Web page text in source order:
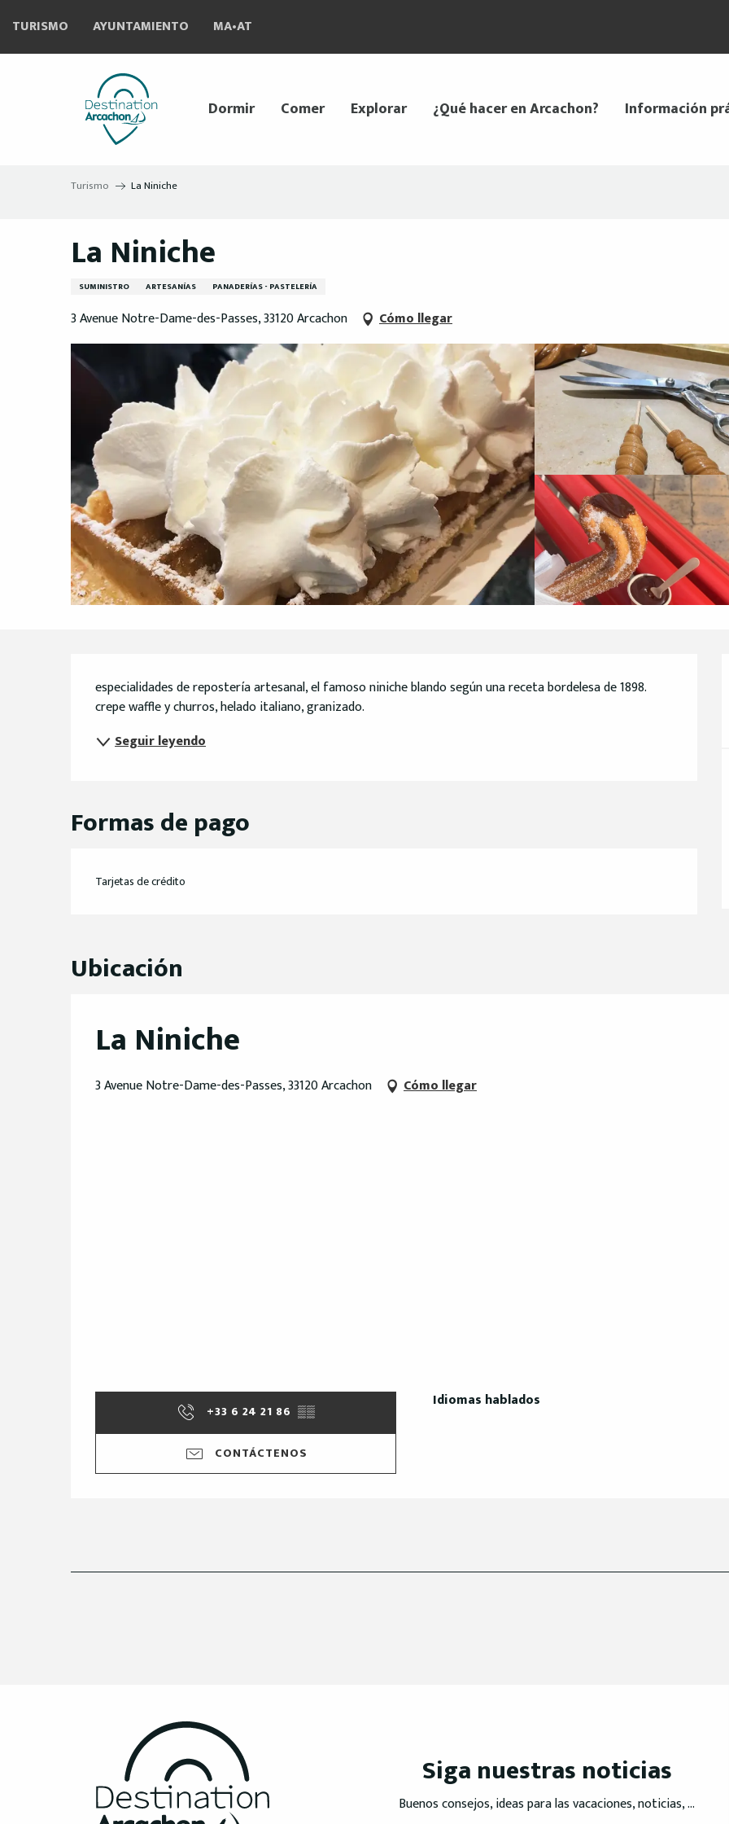
contenu
TURISMO AYUNTAMIENTO MA•AT
Dormir Comer Explorar ¿Qué hacer en Arcachon? Información
Turismo La Niniche
La Niniche
SUMINISTRO ARTESANÍAS PANADERÍAS - PASTELERÍA
3 Avenue Notre-Dame-des-Passes, 33120 Arcachon Cómo llegar
Descripción
especialidades de repostería artesanal, el famoso niniche blando según una receta bordelesa de 1898.
crepe waffle y churros, helado italiano, granizado.
Seguir leyendo
Formas de pago
Tarjetas de crédito
Ubicación
La Niniche
3 Avenue Notre-Dame-des-Passes, 33120 Arcachon Cómo llegar
+33 6 24 21 86 ▒▒
CONTÁCTENOS
Idiomas hablados
Idiomas hablados
Siga nuestras noticias
Buenos consejos, ideas para las vacaciones, noticias, ...